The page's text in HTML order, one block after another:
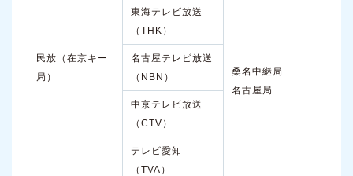
民放（在京キー
局）
桑名中継局
名古屋局
東海テレビ放送
（THK）
名古屋テレビ放送
（NBN）
中京テレビ放送
（CTV）
テレビ愛知
（TVA）